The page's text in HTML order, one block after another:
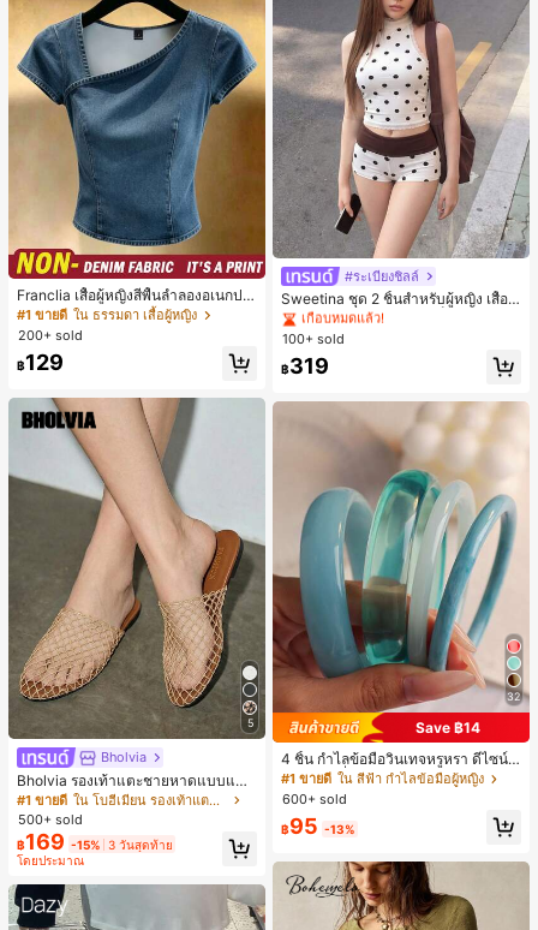
Franclia เสื้อผู้หญิงสีพื้นลำลองอเนกปร
ะสงค์สำหรับใส่ประจำวัน
#1 ขายดี ใน ธรรมดา เสื้อผู้หญิง
200+ sold
฿129
5
Bholvia
Bholvia รองเท้าแตะชายหาดแบบแบน
สบาย ๆ ลายฉลุมาใหม่สำหรับผู้หญิง
#1 ขายดี
ใน โบฮีเมียน รองเท้าแตะผู้หญิง
500+ sold
฿169 -15% 3 วันสุดท้าย
โดยประมาณ
#ระเบียงชิลล์
Sweetina ชุด 2 ชิ้นสำหรับผู้หญิง เสื้อก
ล้ามเข้ารูปพิมพ์ลายจุดสีบล็อกหลังเปิด
และกางเกงขาสั้นเอวพับ
#1 ขายดี
ใน สีกากี ชุดทูพีซสำหรับผู้หญิง
เกือบหมดแล้ว!
#1 ขายดี
เกือบหมดแล้ว!
#1 ขายดี
เกือบหมดแล้ว!
#1 ขายดี
เกือบหมดแล้ว!
100+ sold
฿319
32
Save ฿14
4 ชิ้น กำไลข้อมือวินเทจหรูหรา ดีไซน์มิ
นิมอลแฟชั่น เหมาะสำหรับใส่ในชีวิตปร
ะจำวัน อะคริลิก เหมาะสำหรับใส่ในชีวิ
ตประจำวันและงานปาร์ตี้ ของขวัญสำห
รับผู้หญิง
#1 ขายดี ใน สีฟ้า กำไลข้อมือผู้หญิง
600+ sold
฿95 -13%